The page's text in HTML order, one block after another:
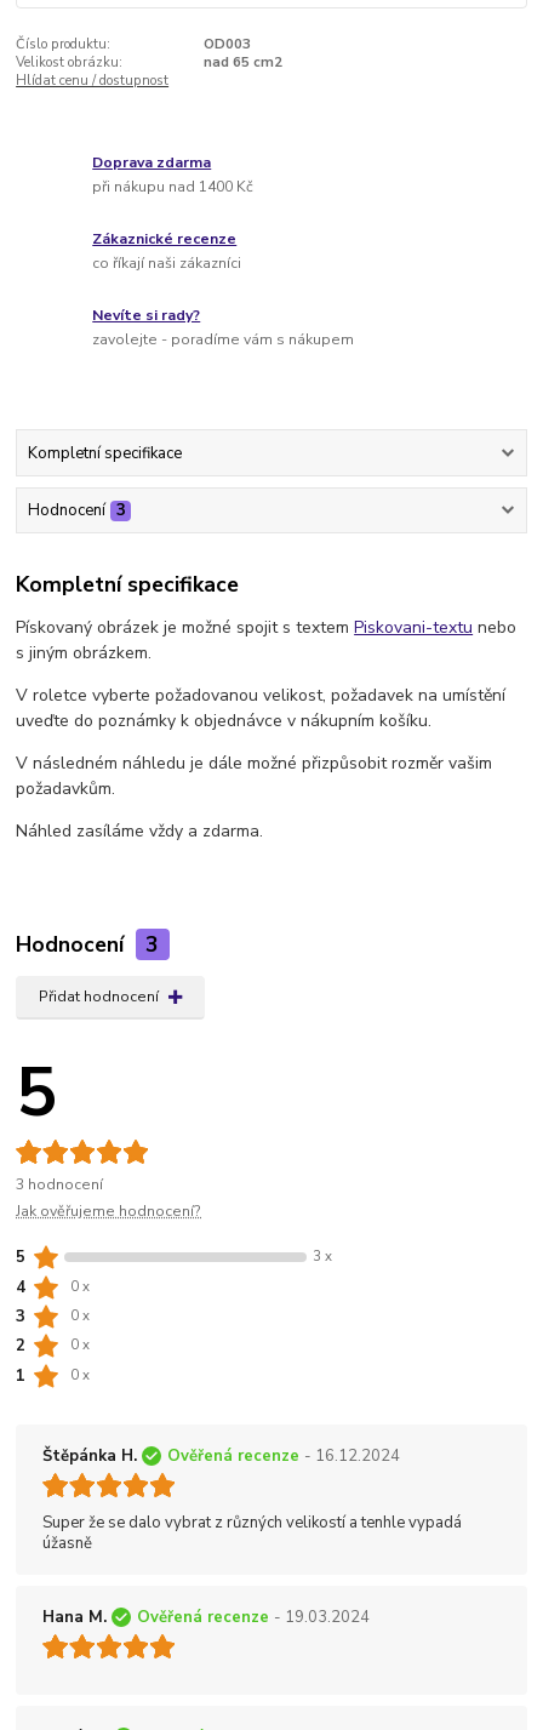
Číslo produktu:
OD003
Velikost obrázku:
nad 65 cm2
Hlídat cenu / dostupnost
Doprava zdarma
při nákupu nad 1400 Kč
Zákaznické recenze
co říkají naši zákazníci
Nevíte si rady?
zavolejte - poradíme vám s nákupem
Kompletní specifikace
Hodnocení 3
Kompletní specifikace
Pískovaný obrázek je možné spojit s textemPiskovani-textu nebo
s jiným obrázkem.
V roletce vyberte požadovanou velikost, požadavek na umístění
uveďte do poznámky k objednávce v nákupním košíku.
V následném náhledu je dále možné přizpůsobit rozměr vašim
požadavkům.
Náhled zasíláme vždy a zdarma.
Hodnocení 3
Přidat hodnocení
5
3 hodnocení
Jak ověřujeme hodnocení?
5 3 x
4 0 x
3 0 x
2 0 x
1 0 x
Štěpánka H. Ověřená recenze - 16.12.2024
Super že se dalo vybrat z různých velikostí a tenhle vypadá
úžasně
Hana M. Ověřená recenze - 19.03.2024